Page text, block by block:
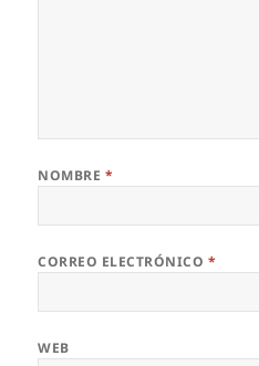
NOMBRE *
CORREO ELECTRÓNICO *
WEB